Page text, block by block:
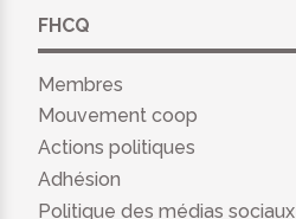
FHCQ
Membres
Mouvement coop
Actions politiques
Adhésion
Politique des médias sociaux